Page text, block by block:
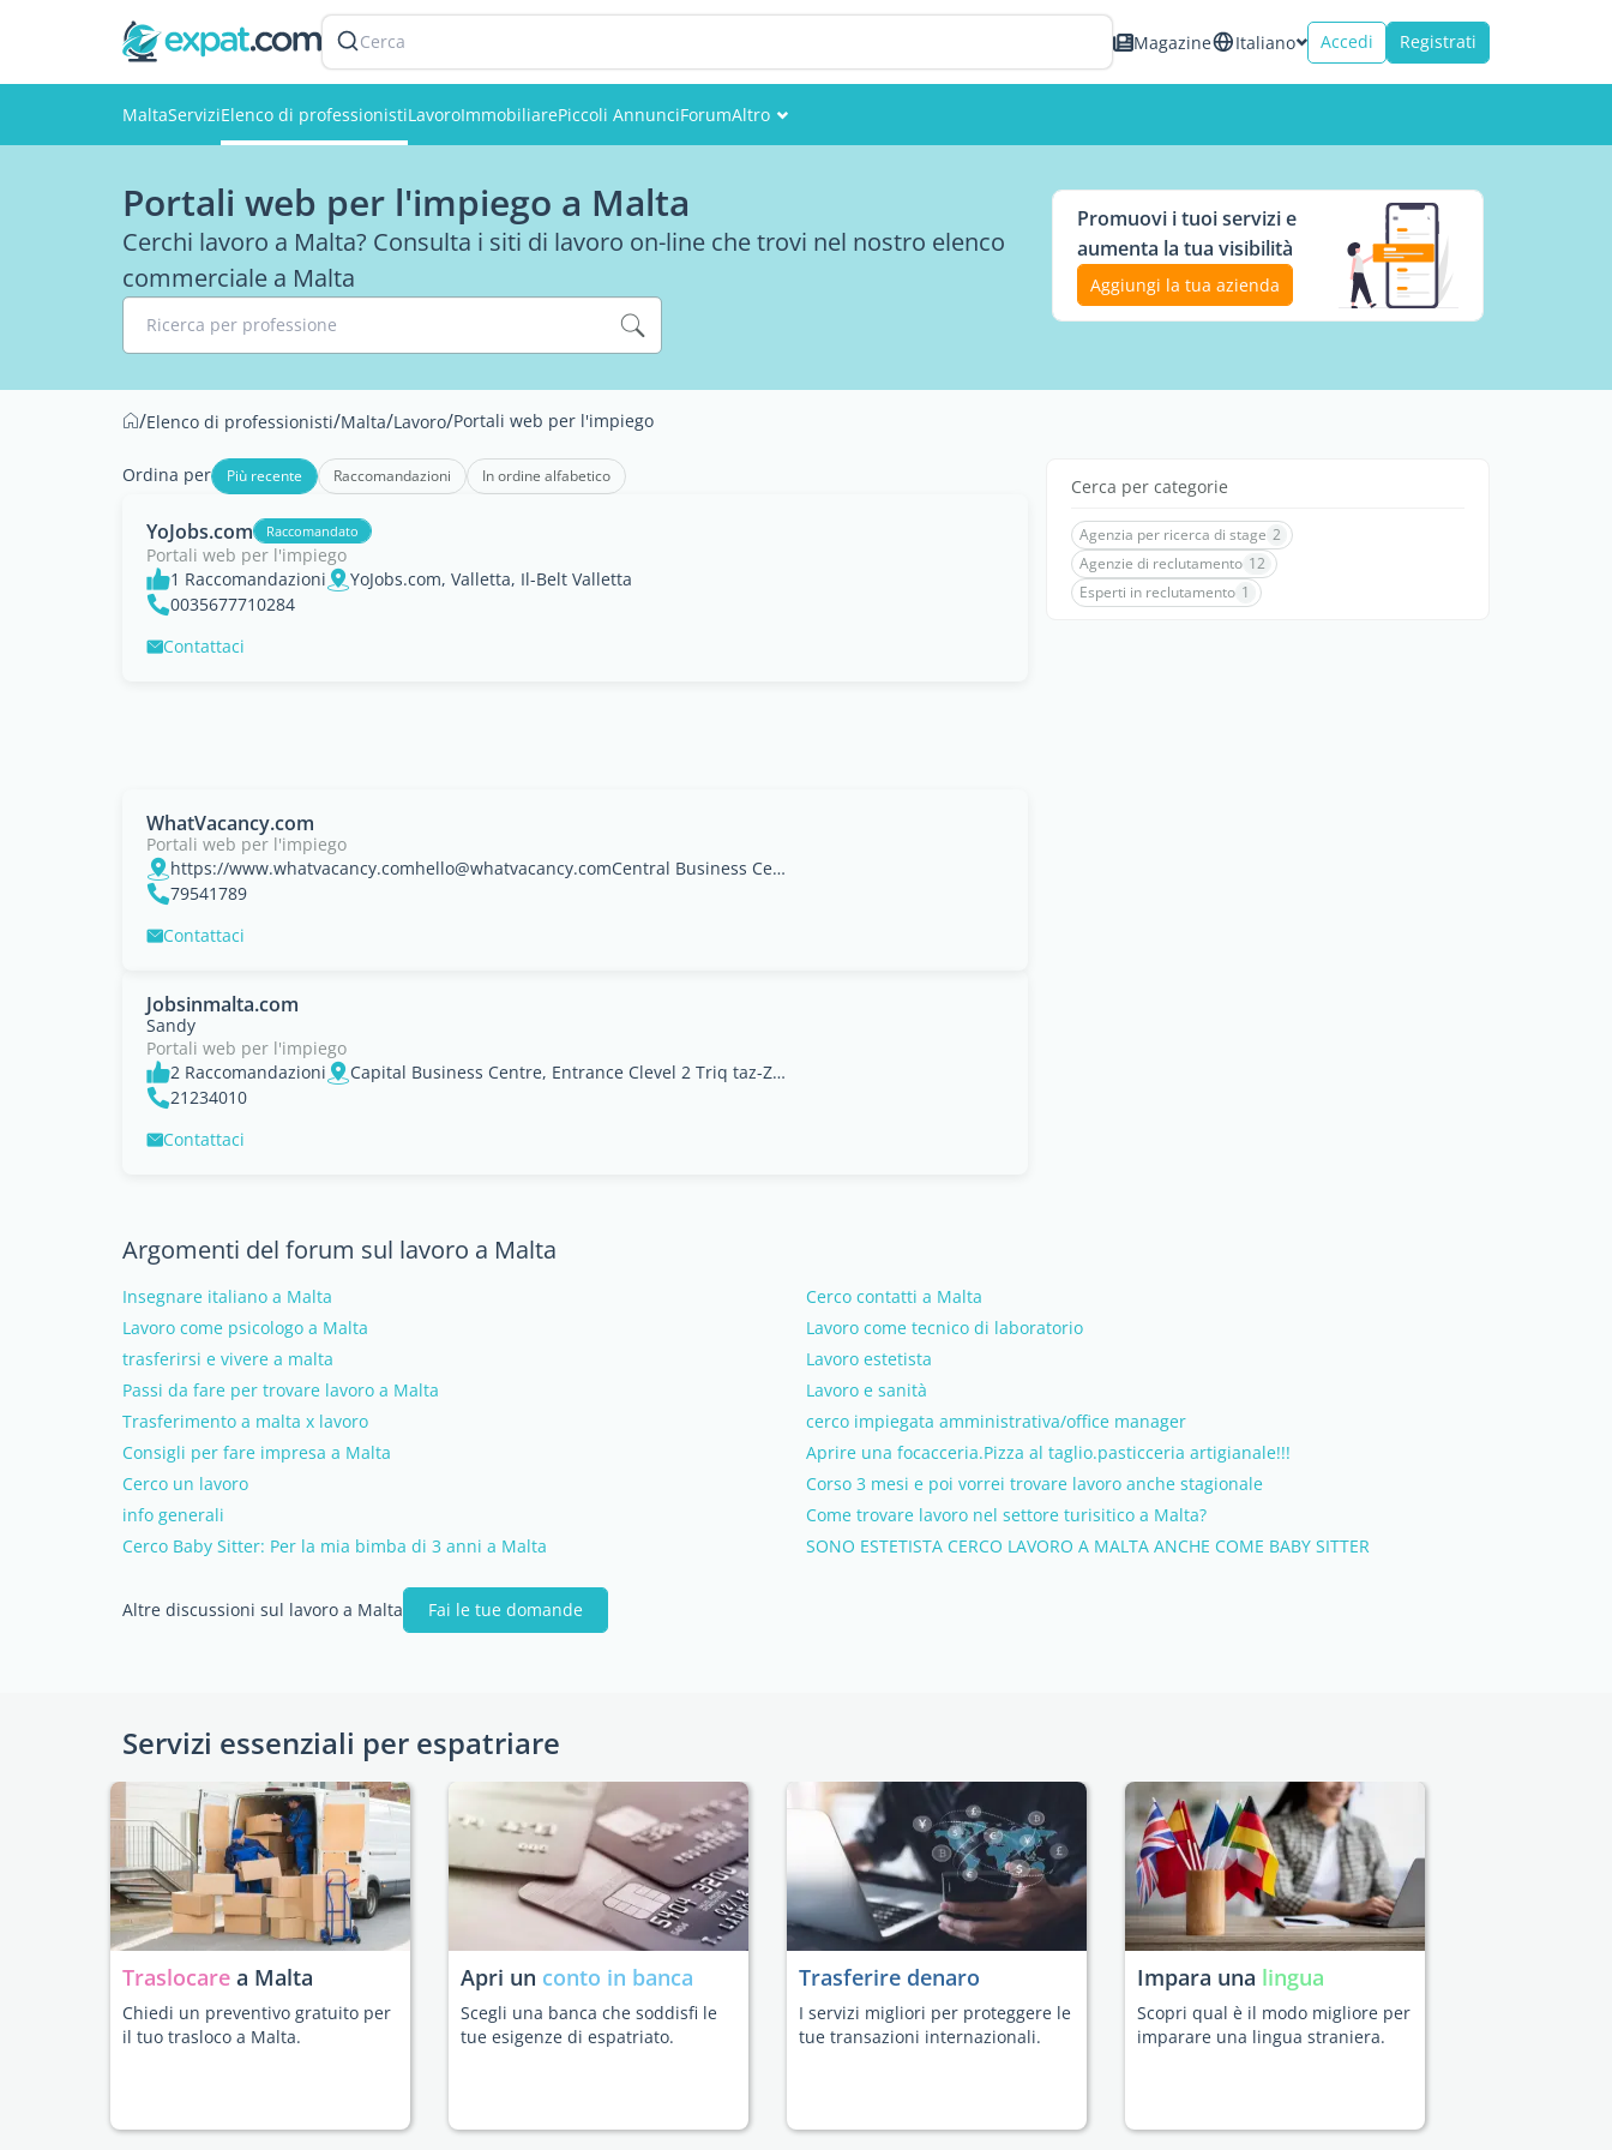
Cerca Magazine Italiano Accedi Registrati
MaltaServiziElenco di professionistiLavoroImmobiliarePiccoli AnnunciForumAltro
Portali web per l'impiego a Malta
Cerchi lavoro a Malta? Consulta i siti di lavoro on-line che trovi nel nostro elenco
commerciale a Malta
Ricerca per professione
Promuovi i tuoi servizi e
aumenta la tua visibilità
Aggiungi la tua azienda
/Elenco di professionisti/Malta/Lavoro/Portali web per l'impiego
Ordina per Più recente Raccomandazioni In ordine alfabetico
YoJobs.com Raccomandato
Portali web per l'impiego
1 Raccomandazioni
YoJobs.com, Valletta, Il-Belt Valletta
0035677710284
Contattaci
WhatVacancy.com
Portali web per l'impiego
https://www.whatvacancy.comhello@whatvacancy.comCentral Business Center,Tarxien Road.
79541789
Contattaci
Jobsinmalta.com
Sandy
Portali web per l'impiego
2 Raccomandazioni
Capital Business Centre, Entrance Clevel 2 Triq taz-Zwejt San Gwann SGN 3000, Saint Julian
21234010
Contattaci
Cerca per categorie
Agenzia per ricerca di stage 2
Agenzie di reclutamento 12
Esperti in reclutamento 1
Argomenti del forum sul lavoro a Malta
Insegnare italiano a Malta
Cerco contatti a Malta
Lavoro come psicologo a Malta
Lavoro come tecnico di laboratorio
trasferirsi e vivere a malta
Lavoro estetista
Passi da fare per trovare lavoro a Malta
Lavoro e sanità
Trasferimento a malta x lavoro
cerco impiegata amministrativa/office manager
Consigli per fare impresa a Malta
Aprire una focacceria.Pizza al taglio.pasticceria artigianale!!!
Cerco un lavoro
Corso 3 mesi e poi vorrei trovare lavoro anche stagionale
info generali
Come trovare lavoro nel settore turisitico a Malta?
Cerco Baby Sitter: Per la mia bimba di 3 anni a Malta
SONO ESTETISTA CERCO LAVORO A MALTA ANCHE COME BABY SITTER
Altre discussioni sul lavoro a Malta Fai le tue domande
Servizi essenziali per espatriare
Traslocare a Malta
Chiedi un preventivo gratuito per
il tuo trasloco a Malta.
Apri un conto in banca
Scegli una banca che soddisfi le
tue esigenze di espatriato.
Trasferire denaro
I servizi migliori per proteggere le
tue transazioni internazionali.
Impara una lingua
Scopri qual è il modo migliore per
imparare una lingua straniera.